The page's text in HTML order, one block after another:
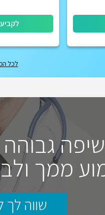
לכל
ממך
שווה